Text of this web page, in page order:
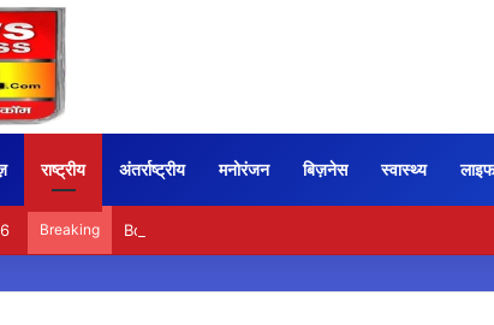
राष्ट्रीय अंतर्राष्ट्रीय मनोरंजन बिज़नेस स्वास्थ्य
Breaking BoxOffice – 15वें दिन भी कायम रही ‘जन नायकन’ की रफ्तार,